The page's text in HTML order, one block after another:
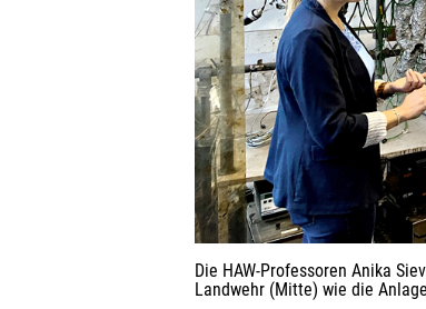
Die HAW-Professoren Anika
Landwehr (Mitte) wie die